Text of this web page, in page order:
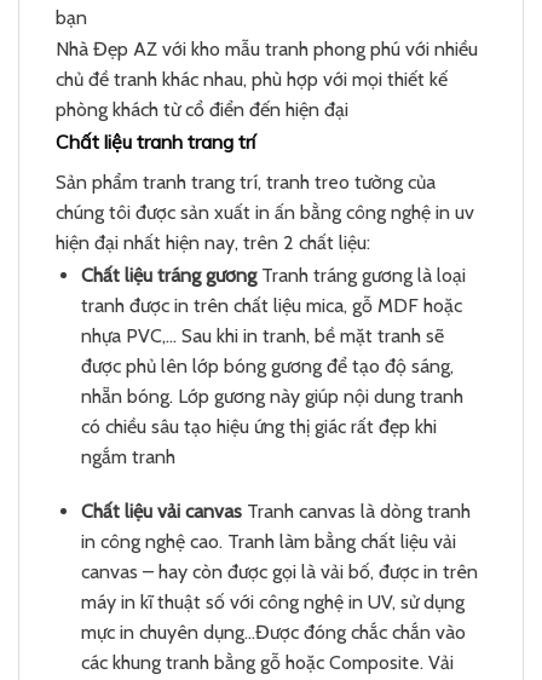
bạn
Nhà Đẹp AZ với kho mẫu tranh phong phú với nhiều
chủ đề tranh khác nhau, phù hợp với mọi thiết kế
phòng khách từ cổ điển đến hiện đại
Chất liệu tranh trang trí
Sản phẩm tranh trang trí, tranh treo tường của
chúng tôi được sản xuất in ấn bằng công nghệ in uv
hiện đại nhất hiện nay, trên 2 chất liệu:
Chất liệu tráng gương Tranh tráng gương là loại
tranh được in trên chất liệu mica, gỗ MDF hoặc
nhựa PVC,… Sau khi in tranh, bề mặt tranh sẽ
được phủ lên lớp bóng gương để tạo độ sáng,
nhẵn bóng. Lớp gương này giúp nội dung tranh
có chiều sâu tạo hiệu ứng thị giác rất đẹp khi
ngắm tranh
Chất liệu vải canvas Tranh canvas là dòng tranh
in công nghệ cao. Tranh làm bằng chất liệu vải
canvas – hay còn được gọi là vải bố, được in trên
máy in kĩ thuật số với công nghệ in UV, sử dụng
mực in chuyên dụng…Được đóng chắc chắn vào
các khung tranh bằng gỗ hoặc Composite. Vải